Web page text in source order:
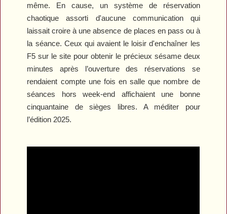
même. En cause, un système de réservation
chaotique assorti d'aucune communication qui
laissait croire à une absence de places en pass ou à
la séance. Ceux qui avaient le loisir d'enchaîner les
F5 sur le site pour obtenir le précieux sésame deux
minutes après l’ouverture des réservations se
rendaient compte une fois en salle que nombre de
séances hors week-end affichaient une bonne
cinquantaine de sièges libres. A méditer pour
l’édition 2025.